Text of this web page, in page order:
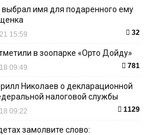
выбрал имя для подаренного ему
15:59 32
в зоопарке «Орто Дойду»
09:49 781
Николаев о декларационной
налоговой службы
09:22 1129
замолвите слово: